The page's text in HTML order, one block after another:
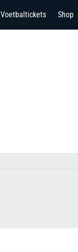
Voetbaltickets Shop